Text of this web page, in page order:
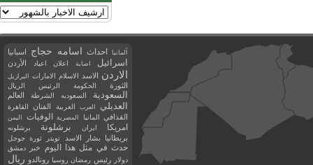
ألمانيا احداث اسامه حجاج اسبانيا
اسرائيل اصابة اعلان اعياد الأردن
الاردن الاسد الاسلام الامارات البرازيل
الثورة الحكومة الرئيس الريال
السعودية السعوديه الشرطة العالم
العديلي العرب العربية الفنان القاهرة
القذافي المانيا المصرية الوفيات اليمن
امريكا ايران برشلونة برشلونه
بريطانيا بشار الاسد تويتر ثورة جوجل
حدث في مثل هذا اليوم خبر دمشق
دولار رئيس رمضان روسيا رونالدو ريال